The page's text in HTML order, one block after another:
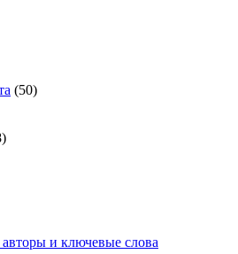
(50)
и ключевые слова